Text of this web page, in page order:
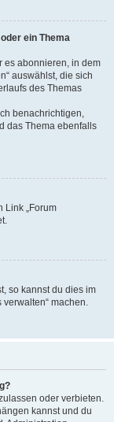
ein Thema
es abonnieren, in dem
auswählst, die sich
des Themas
benachrichtigen,
das Thema ebenfalls
Link „Forum
so kannst du dies im
verwalten“ machen.
oder verbieten.
kannst und du